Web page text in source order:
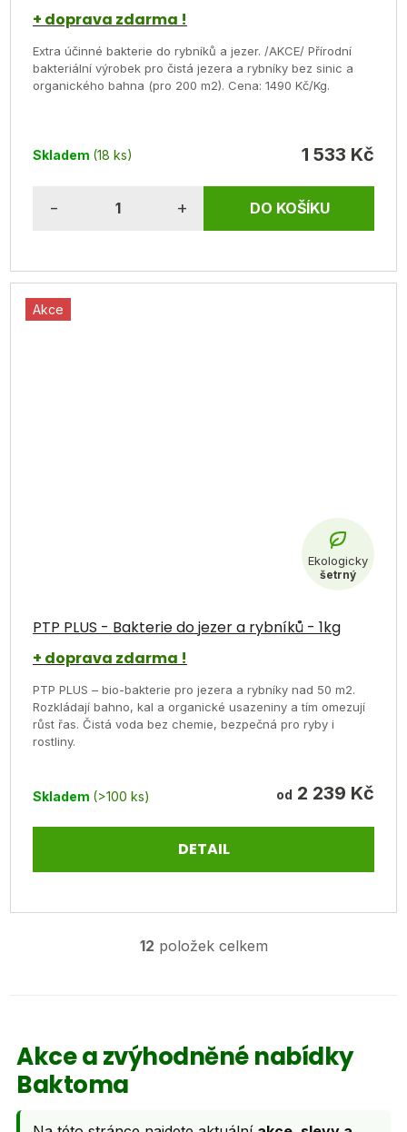
+ doprava zdarma !
Skladem (18 ks) 1 533 Kč
DO KOŠÍKU
Extra účinné bakterie do rybníků a jezer. /AKCE/ Přírodní
bakteriální výrobek pro čistá jezera a rybníky bez sinic a
organického bahna (pro 200 m2). Cena: 1490 Kč/Kg.
Akce
PTP PLUS - Bakterie do jezer a rybníků - 1kg
+ doprava zdarma !
hodnocení
produktu
5,0
z
5
Skladem (>100 ks) od 2 239 Kč
DETAIL
PTP PLUS – bio-bakterie pro jezera a rybníky nad 50 m2.
Rozkládají bahno, kal a organické usazeniny a tím omezují
růst řas. Čistá voda bez chemie, bezpečná pro ryby i
rostliny.
O
d
a
12 položek celkem
Akce a zvýhodněné nabídky
Baktoma